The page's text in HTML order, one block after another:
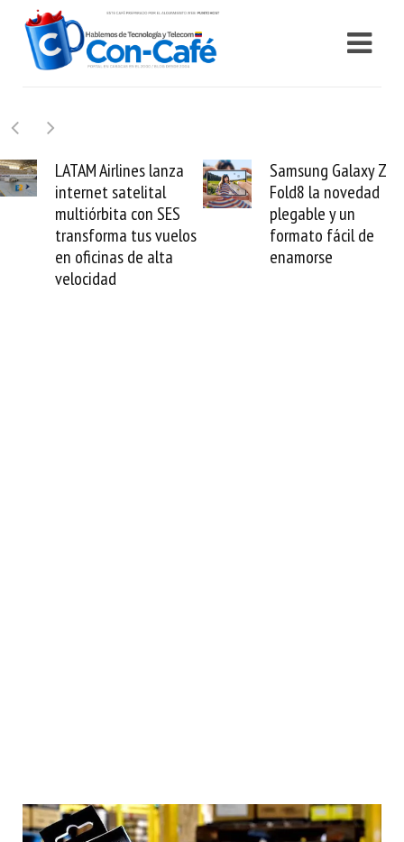
Samsung Galaxy Z
Fold8 la novedad
plegable y un
formato fácil de
enamorse
Cashea levanta 100
millones de dólares y
valida el crédito del
venezolano ante el
mundo